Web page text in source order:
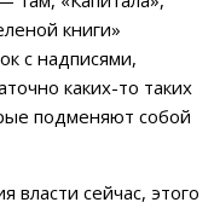
книги»
с надписями,
каких-то таких
подменяют собой
власти сейчас, этого